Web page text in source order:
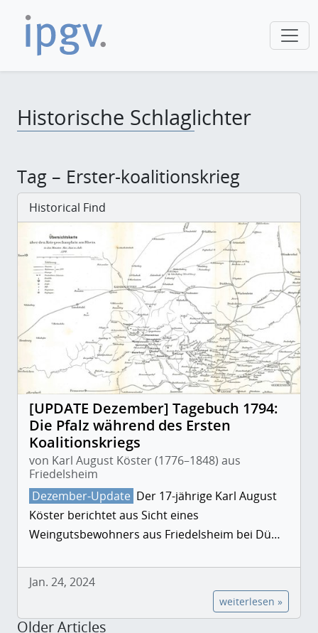
Historische Schlaglichter
Tag – Erster-koalitionskrieg
Historical Find
[UPDATE Dezember] Tagebuch 1794:
Die Pfalz während des Ersten
Koalitionskriegs
von Karl August Köster (1776–1848) aus
Friedelsheim
Dezember-Update Der 17-jährige Karl August
Köster berichtet aus Sicht eines
Weingutsbewohners aus Friedelsheim bei Dü…
Jan. 24, 2024
weiterlesen »
Older Articles